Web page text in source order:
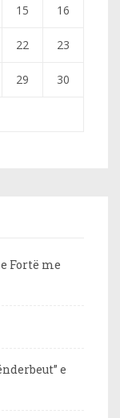
15 16
22 23
29 30
Fortë me
e